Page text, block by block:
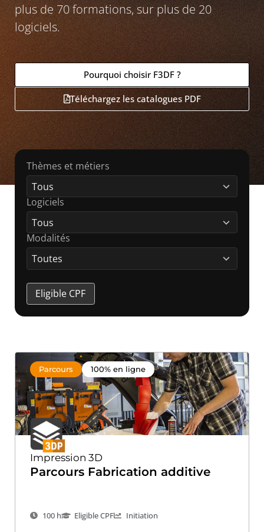
plus de 70 formations, sur plus de 20
logiciels.
Pourquoi choisir F3DF ?
Téléchargez les catalogues PDF
Thèmes et métiers
Tous
6
results
available
Logiciels
Tous
21
results
available
Modalités
Toutes
5
results
available
Eligible CPF
Parcours 100% en ligne
Impression 3D
Parcours Fabrication additive
100 h Eligible CPF Initiation